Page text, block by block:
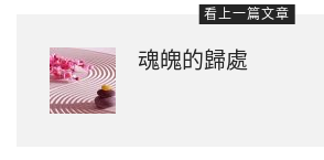
看上一篇文章
魂魄的歸處